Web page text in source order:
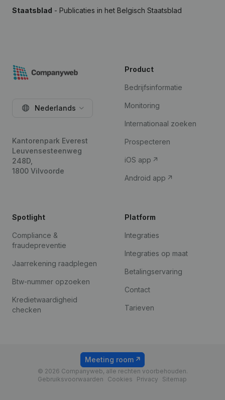
Staatsblad - Publicaties in het Belgisch Staatsblad
Nederlands
Kantorenpark Everest
Leuvensesteenweg
248D,
1800 Vilvoorde
Product
Bedrijfsinformatie
Monitoring
Internationaal zoeken
Prospecteren
iOS app
Android app
Spotlight
Compliance &
fraudepreventie
Jaarrekening raadplegen
Btw-nummer opzoeken
Kredietwaardigheid
checken
Platform
Integraties
Integraties op maat
Betalingservaring
Contact
Tarieven
© 2026 Companyweb, alle rechten voorbehouden.
Gebruiksvoorwaarden
Cookies Privacy Sitemap
Meeting room